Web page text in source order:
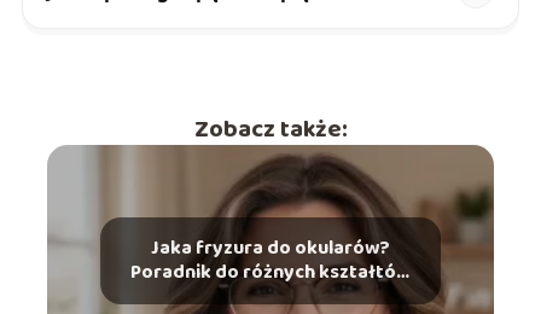
Zobacz także:
Jaka fryzura do okularów?
Poradnik do różnych kształtów
twarzy